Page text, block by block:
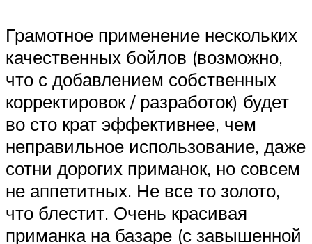
Грамотное применение нескольких
качественных бойлов (возможно,
что с добавлением собственных
корректировок / разработок) будет
во сто крат эффективнее, чем
неправильное использование, даже
сотни дорогих приманок, но совсем
не аппетитных. Не все то золото,
что блестит. Очень красивая
приманка на базаре (с завышенной